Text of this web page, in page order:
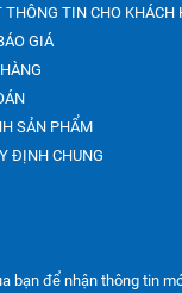
TIN CHO KHÁCH
GIÁ
SẢN PHẨM
ĐỊNH CHUNG
bạn để nhận thông tin